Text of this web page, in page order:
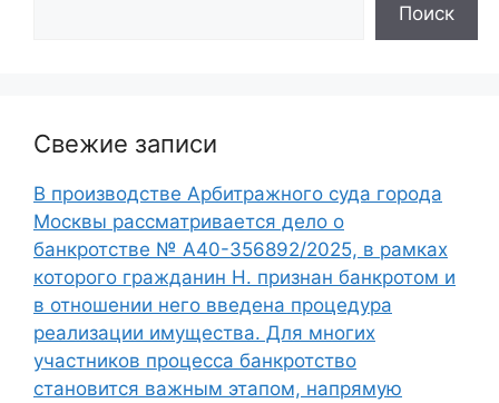
Поиск
Свежие записи
В производстве Арбитражного суда города
Москвы рассматривается дело о
банкротстве № А40-356892/2025, в рамках
которого гражданин Н. признан банкротом и
в отношении него введена процедура
реализации имущества. Для многих
участников процесса банкротство
становится важным этапом, напрямую